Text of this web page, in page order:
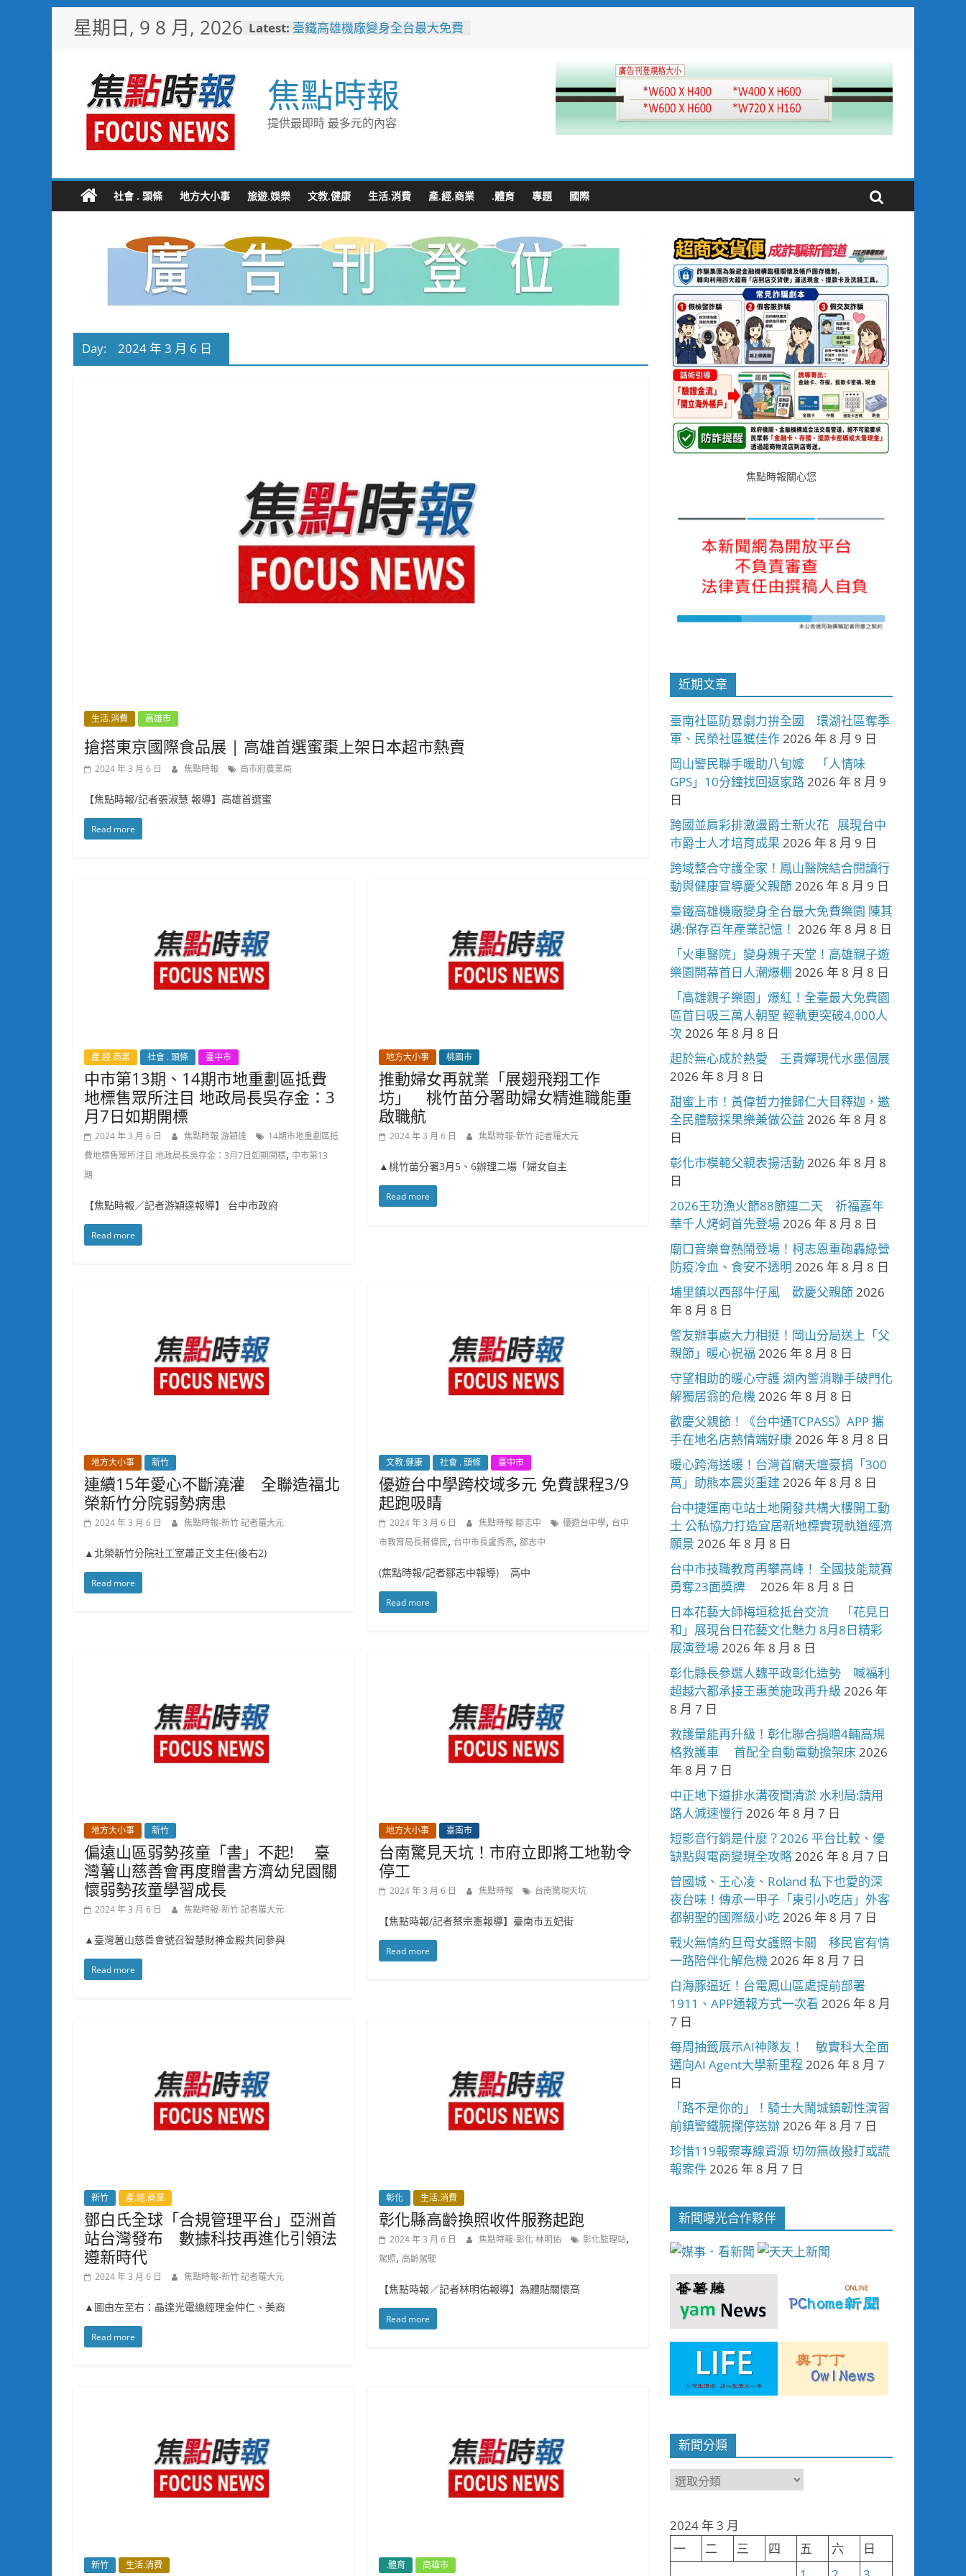
星期日, 9 8 月, 2026 Latest: 臺鐵高雄機廠變身全台最大免費
社區奪季軍、民榮社區獲佳作
岡山警民聯手暖助八旬嬤 「人
情味GPS」10分鐘找回返家路
跨國並肩彩排激盪爵士新火花
焦點時報
提供最即時 最多元的內容
社會 . 頭條 地方大小事 旅遊.娛樂 文教.健康 生活.消費 產.經.商業 .體育 專題 國際
Day: 2024 年 3 月 6 日
生活.消費 高雄市
搶搭東京國際食品展 | 高雄首選蜜棗上架日本超市熱賣
2024 年 3 月 6 日 焦點時報 高市府農業局
【焦點時報/記者張淑慧 報導】高雄首選蜜
Read more
產.經.商業 社會 . 頭條 臺中市
中市第13期、14期市地重劃區抵費
地標售眾所注目 地政局長吳存金：3
月7日如期開標
2024 年 3 月 6 日 焦點時報 游穎達
14期市地重劃區抵
費地標售眾所注目 地政局長吳存金：3月7日如期開標, 中市第13
期
【焦點時報／記者游穎達報導】 台中市政府
Read more
地方大小事 桃園市
推動婦女再就業「展翅飛翔工作
坊」 桃竹苗分署助婦女精進職能重
啟職航
2024 年 3 月 6 日 焦點時報-新竹 記者羅大元
▲桃竹苗分署3月5、6辦理二場「婦女自主
Read more
地方大小事 新竹
連續15年愛心不斷澆灌 全聯造福北
榮新竹分院弱勢病患
2024 年 3 月 6 日 焦點時報-新竹 記者羅大元
▲北榮新竹分院社工室蕭正文主任(後右2)
Read more
文教.健康 社會 . 頭條 臺中市
優遊台中學跨校域多元 免費課程3/9
起跑吸睛
2024 年 3 月 6 日 焦點時報 鄒志中 優遊台中學, 台中
市教育局長蔣偉民, 台中市長盧秀燕,鄒志中
(焦點時報/記者鄒志中報導) 高中
Read more
地方大小事 新竹
偏遠山區弱勢孩童「書」不起! 臺
灣薯山慈善會再度贈書方濟幼兒園關
懷弱勢孩童學習成長
2024 年 3 月 6 日 焦點時報-新竹 記者羅大元
▲臺灣薯山慈善會號召智慧財神金殿共同參與
Read more
地方大小事 臺南市
台南驚見天坑！市府立即將工地勒令
停工
2024 年 3 月 6 日 焦點時報 台南驚現天坑
【焦點時報/記者蔡宗憲報導】臺南市五妃街
Read more
新竹 產.經.商業
鄧白氏全球「合規管理平台」亞洲首
站台灣發布 數據科技再進化引領法
遵新時代
2024 年 3 月 6 日 焦點時報-新竹 記者羅大元
▲圖由左至右：晶達光電總經理金仲仁、美商
Read more
彰化 生活.消費
彰化縣高齡換照收件服務起跑
2024 年 3 月 6 日 焦點時報-彰化 林明佑 彰化監理站,
駕照,高齡駕駛
【焦點時報／記者林明佑報導】為體貼關懷高
Read more
新竹 生活.消費 .體育 高雄市
焦點時報關心您
近期文章
臺南社區防暴劇力拚全國 環湖社區奪季
軍、民榮社區獲佳作2026 年 8 月 9 日
岡山警民聯手暖助八旬嬤 「人情味
GPS」10分鐘找回返家路2026 年 8 月 9
日
跨國並肩彩排激盪爵士新火花 展現台中
市爵士人才培育成果 2026 年 8 月 9 日
跨域整合守護全家！鳳山醫院結合閱讀行
動與健康宣導慶父親節2026 年 8 月 9 日
臺鐵高雄機廠變身全台最大免費樂園 陳其
邁:保存百年產業記憶！ 2026 年 8 月 8 日
「火車醫院」變身親子天堂！高雄親子遊
樂園開幕首日人潮爆棚 2026 年 8 月 8 日
「高雄親子樂園」爆紅！全臺最大免費園
區首日吸三萬人朝聖 輕軌更突破4,000人
次 2026 年 8 月 8 日
起於無心成於熱愛 王貴嬋現代水墨個展
2026 年 8 月 8 日
甜蜜上市！黃偉哲力推歸仁大目釋迦，邀
全民體驗採果樂兼做公益 2026 年 8 月 8
日
彰化市模範父親表揚活動 2026 年 8 月 8
日
2026王功漁火節88節連二天 祈福嘉年
華千人烤蚵首先登場2026 年 8 月 8 日
廟口音樂會熱鬧登場！柯志恩重砲轟綠營
防疫冷血、食安不透明 2026 年 8 月 8 日
埔里鎮以西部牛仔風 歡慶父親節2026
年 8 月 8 日
警友辦事處大力相挺！岡山分局送上「父
親節」暖心祝福 2026 年 8 月 8 日
守望相助的暖心守護 湖內警消聯手破門化
解獨居翁的危機2026 年 8 月 8 日
歡慶父親節！《台中通TCPASS》APP 攜
手在地名店熱情端好康2026 年 8 月 8 日
暖心跨海送暖！台灣首廟天壇豪捐「300
萬」助熊本震災重建 2026 年 8 月 8 日
台中捷運南屯站土地開發共構大樓開工動
土 公私協力打造宜居新地標實現軌道經濟
願景 2026 年 8 月 8 日
台中市技職教育再攀高峰！ 全國技能競賽
勇奪23面獎牌
2026 年 8 月 8 日
日本花藝大師梅垣稔抵台交流 「花見日
和」展現台日花藝文化魅力 8月8日精彩
展演登場2026 年 8 月 8 日
彰化縣長參選人魏平政彰化造勢 喊福利
超越六都承接王惠美施政再升級 2026 年
8 月 7 日
救護量能再升級！彰化聯合捐贈4輛高規
格救護車 首配全自動電動擔架床2026
年 8 月 7 日
中正地下道排水溝夜間清淤 水利局:請用
路人減速慢行2026 年 8 月 7 日
短影音行銷是什麼？2026 平台比較、優
缺點與電商變現全攻略2026 年 8 月 7 日
曾國城、王心凌、Roland 私下也愛的深
夜台味！傳承一甲子「東引小吃店」外客
都朝聖的國際級小吃2026 年 8 月 7 日
戰火無情約旦母女護照卡關 移民官有情
一路陪伴化解危機2026 年 8 月 7 日
白海豚逼近！台電鳳山區處提前部署
1911、APP通報方式一次看 2026 年 8 月
7 日
每周抽籤展示AI神隊友！ 敏實科大全面
邁向AI Agent大學新里程 2026 年 8 月 7
日
「路不是你的」！騎士大鬧城鎮韌性演習
前鎮警鐵腕攔停送辦2026 年 8 月 7 日
珍惜119報案專線資源 切勿無故撥打或謊
報案件2026 年 8 月 7 日
新聞曝光合作夥伴
新聞分類
新
類
2024 年 3 月
一
二 三 四 五 六
日